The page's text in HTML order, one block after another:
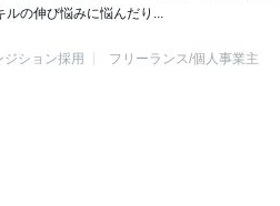
の伸び悩みに悩んだり...
ジション採用
フリーランス/個人事業主